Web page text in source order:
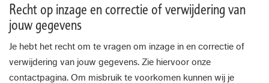
Recht op inzage en correctie of verwijdering van
jouw gegevens
Je hebt het recht om te vragen om inzage in en correctie of
verwijdering van jouw gegevens. Zie hiervoor onze
contactpagina. Om misbruik te voorkomen kunnen wij je